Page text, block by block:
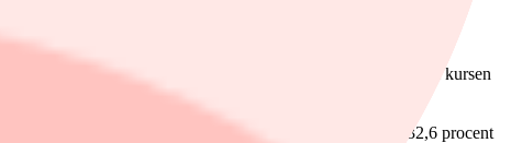
efter börsens stängning på tisdagen. Aktierna såldes till kursen
som säljs av Carville. Det motsvarar 9,6 respektive 32,6 procent